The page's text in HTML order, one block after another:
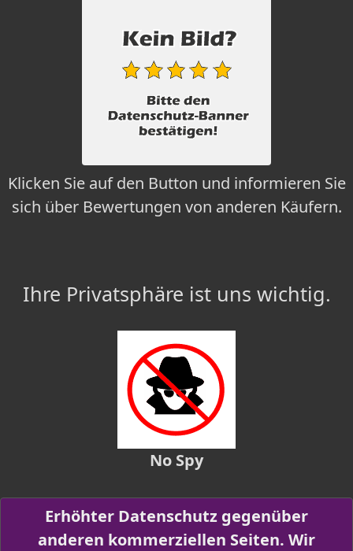
Klicken Sie auf den Button und informieren Sie
sich über Bewertungen von anderen Käufern.
Ihre Privatsphäre ist uns wichtig.
No Spy
Erhöhter Datenschutz gegenüber
anderen kommerziellen Seiten. Wir